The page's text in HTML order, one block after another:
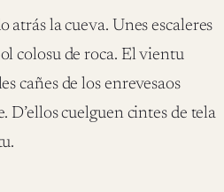
atrás la cueva. Unes escaleres
colosu de roca. El vientu
cañes de los enrevesaos
D’ellos cuelguen cintes de tela